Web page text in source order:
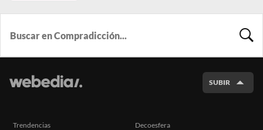
SUBIR
Trendencias Decoesfera